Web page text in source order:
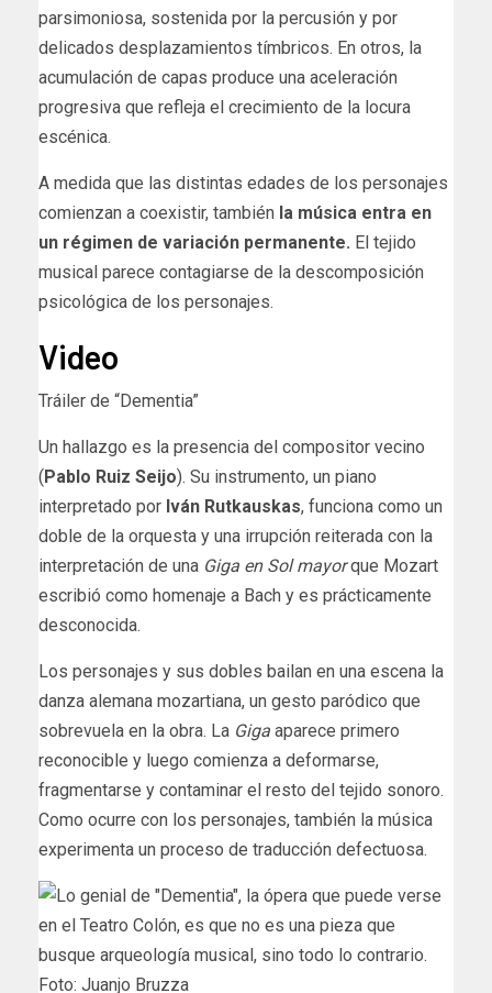
parsimoniosa, sostenida por la percusión y por
delicados desplazamientos tímbricos. En otros, la
acumulación de capas produce una aceleración
progresiva que refleja el crecimiento de la locura
escénica.
A medida que las distintas edades de los personajes
comienzan a coexistir, también la música entra en
un régimen de variación permanente. El tejido
musical parece contagiarse de la descomposición
psicológica de los personajes.
Video
Tráiler de “Dementia”
Un hallazgo es la presencia del compositor vecino
(Pablo Ruiz Seijo). Su instrumento, un piano
interpretado por Iván Rutkauskas, funciona como un
doble de la orquesta y una irrupción reiterada con la
interpretación de una Giga en Sol mayorque Mozart
escribió como homenaje a Bach y es prácticamente
desconocida.
Los personajes y sus dobles bailan en una escena la
danza alemana mozartiana, un gesto paródico que
sobrevuela en la obra. La Giga aparece primero
reconocible y luego comienza a deformarse,
fragmentarse y contaminar el resto del tejido sonoro.
Como ocurre con los personajes, también la música
experimenta un proceso de traducción defectuosa.